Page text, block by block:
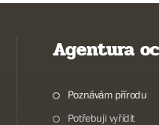
Agentura
Poznávám přírodu
Potřebuji vyřídit